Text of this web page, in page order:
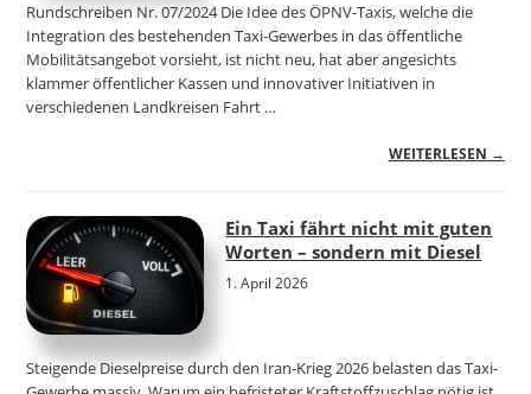
Rundschreiben Nr. 07/2024 Die Idee des ÖPNV-Taxis, welche die
Integration des bestehenden Taxi-Gewerbes in das öffentliche
Mobilitätsangebot vorsieht, ist nicht neu, hat aber angesichts
klammer öffentlicher Kassen und innovativer Initiativen in
verschiedenen Landkreisen Fahrt …
WEITERLESEN →
Ein Taxi fährt nicht mit guten
Worten – sondern mit Diesel
1. April 2026
Steigende Dieselpreise durch den Iran-Krieg 2026 belasten das Taxi-